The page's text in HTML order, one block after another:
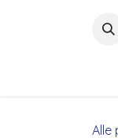
Alle